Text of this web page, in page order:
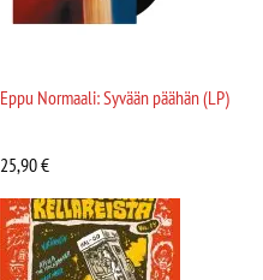
Eppu Normaali: Syvään päähän (LP)
25,90€